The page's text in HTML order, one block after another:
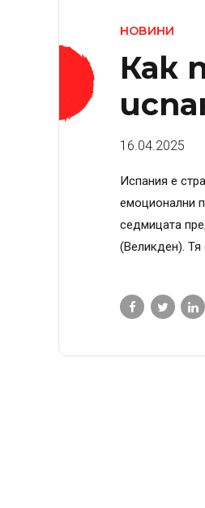
НОВИНИ
Как
16.04.2025
Испания е
емоционални
седмицата
(Великден). Тя